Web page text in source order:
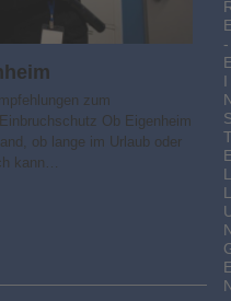
zum
Ob Eigenheim
ob lange im Urlaub oder
kann…
-
I
L
L